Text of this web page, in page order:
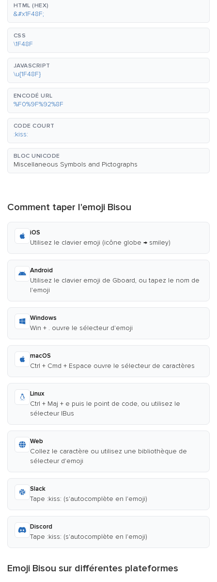
HTML (HEX)
&#x1F48F;
CSS
\1F48F
JAVASCRIPT
\u{1F48F}
ENCODÉ URL
%F0%9F%92%8F
CODE COURT
:kiss:
BLOC UNICODE
Miscellaneous Symbols and Pictographs
Comment taper l'emoji Bisou
iOS
Utilisez le clavier emoji (icône globe → smiley)
Android
Utilisez le clavier emoji de Gboard, ou tapez le nom de
l'emoji
Windows
Win + . ouvre le sélecteur d'emoji
macOS
Ctrl + Cmd + Espace ouvre le sélecteur de caractères
Linux
Ctrl + Maj + e puis le point de code, ou utilisez le
sélecteur IBus
Web
Collez le caractère ou utilisez une bibliothèque de
sélecteur d'emoji
Slack
Tape :kiss: (s'autocomplète en l'emoji)
Discord
Tape :kiss: (s'autocomplète en l'emoji)
Emoji Bisou sur différentes plateformes